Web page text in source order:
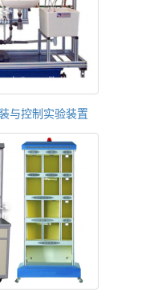
与控制实验装置